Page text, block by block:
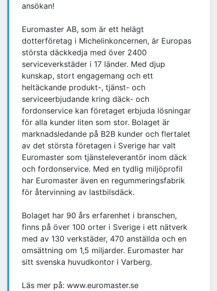
ansökan!
Euromaster AB, som är ett helägt
dotterföretag i Michelinkoncernen, är Europas
största däckkedja med över 2400
serviceverkstäder i 17 länder. Med djup
kunskap, stort engagemang och ett
heltäckande produkt-, tjänst- och
serviceerbjudande kring däck- och
fordonservice kan företaget erbjuda lösningar
för alla kunder liten som stor. Bolaget är
marknadsledande på B2B kunder och flertalet
av det största företagen i Sverige har valt
Euromaster som tjänsteleverantör inom däck
och fordonservice. Med en tydlig miljöprofil
har Euromaster även en regummeringsfabrik
för återvinning av lastbilsdäck.
Bolaget har 90 års erfarenhet i branschen,
finns på över 100 orter i Sverige i ett nätverk
med av 130 verkstäder, 470 anställda och en
omsättning om 1,5 miljarder. Euromaster har
sitt svenska huvudkontor i Varberg.
Läs mer på: www.euromaster.se